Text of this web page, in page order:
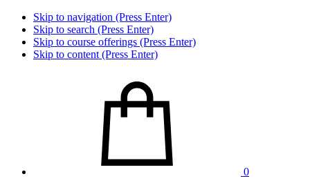
Skip to navigation (Press Enter)
Skip to search (Press Enter)
Skip to course offerings (Press Enter)
Skip to content (Press Enter)
0